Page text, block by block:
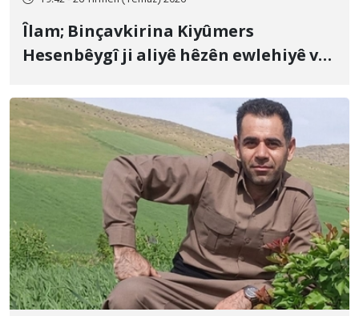
Îlam; Binçavkirina Kiyûmers
Hesenbêygî ji aliyê hêzên ewlehiyê ve